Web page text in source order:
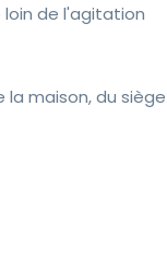
de l'agitation
la maison, du siège